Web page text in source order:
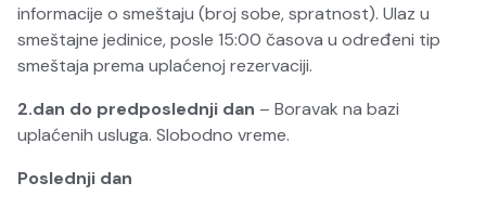
informacije o smeštaju (broj sobe, spratnost). Ulaz u
smeštajne jedinice, posle 15:00 časova u određeni tip
smeštaja prema uplaćenoj rezervaciji.
2.dan do predposlednji dan – Boravak na bazi
uplaćenih usluga. Slobodno vreme.
Poslednji dan